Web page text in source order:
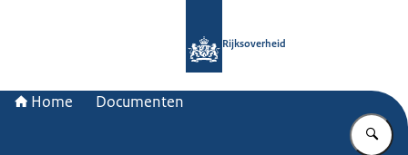
Rijksoverheid
Home Documenten